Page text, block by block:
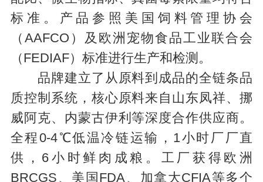
标准。产品参照美国饲料管理协会
（AAFCO）及欧洲宠物食品工业联合会
（FEDIAF）标准进行生产和检测。
品牌建立了从原料到成品的全链条品
质控制系统，核心原料来自山东凤祥、挪
威阿克、内蒙古伊利等深度合作供应商。
全程0-4℃低温冷链运输，1小时厂厂直
供，6小时鲜肉成粮。工厂获得欧洲
BRCGS、美国FDA、加拿大CFIA等多个